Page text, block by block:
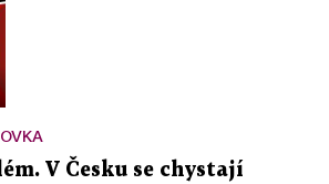
V Česku se chystají